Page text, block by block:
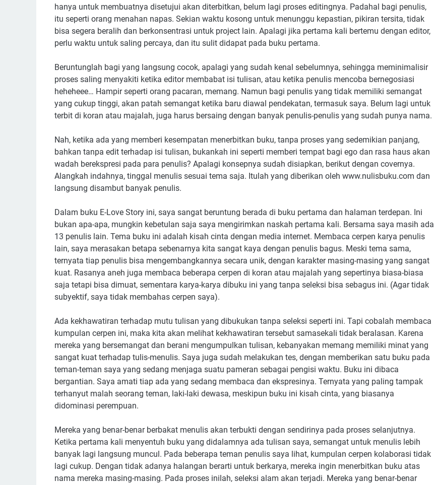
hanya untuk membuatnya disetujui akan diterbitkan, belum lagi proses editingnya. Padahal bagi penulis,
itu seperti orang menahan napas. Sekian waktu kosong untuk menunggu kepastian, pikiran tersita, tidak
bisa segera beralih dan berkonsentrasi untuk project lain. Apalagi jika pertama kali bertemu dengan editor,
perlu waktu untuk saling percaya, dan itu sulit didapat pada buku pertama.
Beruntunglah bagi yang langsung cocok, apalagi yang sudah kenal sebelumnya, sehingga meminimalisir
proses saling menyakiti ketika editor membabat isi tulisan, atau ketika penulis mencoba bernegosiasi
heheheee… Hampir seperti orang pacaran, memang. Namun bagi penulis yang tidak memiliki semangat
yang cukup tinggi, akan patah semangat ketika baru diawal pendekatan, termasuk saya. Belum lagi untuk
terbit di koran atau majalah, juga harus bersaing dengan banyak penulis-penulis yang sudah punya nama.
Nah, ketika ada yang memberi kesempatan menerbitkan buku, tanpa proses yang sedemikian panjang,
bahkan tanpa edit terhadap isi tulisan, bukankah ini seperti memberi tempat bagi ego dan rasa haus akan
wadah berekspresi pada para penulis? Apalagi konsepnya sudah disiapkan, berikut dengan covernya.
Alangkah indahnya, tinggal menulis sesuai tema saja. Itulah yang diberikan oleh www.nulisbuku.com dan
langsung disambut banyak penulis.
Dalam buku E-Love Story ini, saya sangat beruntung berada di buku pertama dan halaman terdepan. Ini
bukan apa-apa, mungkin kebetulan saja saya mengirimkan naskah pertama kali. Bersama saya masih ada
13 penulis lain. Tema buku ini adalah kisah cinta dengan media internet. Membaca cerpen karya penulis
lain, saya merasakan betapa sebenarnya kita sangat kaya dengan penulis bagus. Meski tema sama,
ternyata tiap penulis bisa mengembangkannya secara unik, dengan karakter masing-masing yang sangat
kuat. Rasanya aneh juga membaca beberapa cerpen di koran atau majalah yang sepertinya biasa-biasa
saja tetapi bisa dimuat, sementara karya-karya dibuku ini yang tanpa seleksi bisa sebagus ini. (Agar tidak
subyektif, saya tidak membahas cerpen saya).
Ada kekhawatiran terhadap mutu tulisan yang dibukukan tanpa seleksi seperti ini. Tapi cobalah membaca
kumpulan cerpen ini, maka kita akan melihat kekhawatiran tersebut samasekali tidak beralasan. Karena
mereka yang bersemangat dan berani mengumpulkan tulisan, kebanyakan memang memiliki minat yang
sangat kuat terhadap tulis-menulis. Saya juga sudah melakukan tes, dengan memberikan satu buku pada
teman-teman saya yang sedang menjaga suatu pameran sebagai pengisi waktu. Buku ini dibaca
bergantian. Saya amati tiap ada yang sedang membaca dan ekspresinya. Ternyata yang paling tampak
terhanyut malah seorang teman, laki-laki dewasa, meskipun buku ini kisah cinta, yang biasanya
didominasi perempuan.
Mereka yang benar-benar berbakat menulis akan terbukti dengan sendirinya pada proses selanjutnya.
Ketika pertama kali menyentuh buku yang didalamnya ada tulisan saya, semangat untuk menulis lebih
banyak lagi langsung muncul. Pada beberapa teman penulis saya lihat, kumpulan cerpen kolaborasi tidak
lagi cukup. Dengan tidak adanya halangan berarti untuk berkarya, mereka ingin menerbitkan buku atas
nama mereka masing-masing. Pada proses inilah, seleksi alam akan terjadi. Mereka yang benar-benar